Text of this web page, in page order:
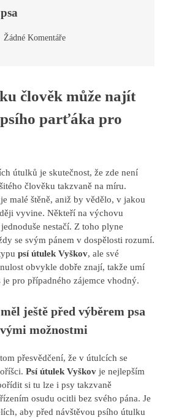
Žádné Komentáře
člověk může najít
parťáka pro
útulků je skutečnost, že zde není
člověku takzvaně na míru.
malé štěně, aniž by vědělo, v jakou
vyvine. Někteří na výchovu
nestačí. Z toho plyne
se svým pánem v dospělosti rozumí.
psí útulek Vyškov, ale své
obvykle dobře znají, takže umí
pro případného zájemce vhodný.
ještě před výběrem psa
možnostmi
přesvědčení, že v útulcích se
Psí útulek Vyškov je nejlepším
si tu lze i psy takzvaně
osudu ocitli bez svého pána. Je
aby před návštěvou psího útulku